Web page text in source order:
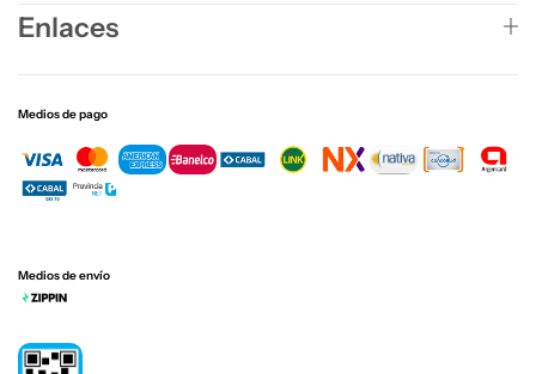
Enlaces
Medios de pago
Medios de envío